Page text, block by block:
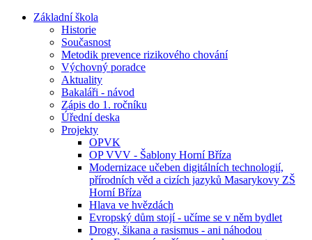
Základní škola
Historie
Současnost
Metodik prevence rizikového chování
Výchovný poradce
Aktuality
Bakaláři - návod
Zápis do 1. ročníku
Úřední deska
Projekty
OPVK
OP VVV - Šablony Horní Bříza
Modernizace učeben digitálních technologií,
přírodních věd a cizích jazyků Masarykovy ZŠ
Horní Bříza
Hlava ve hvězdách
Evropský dům stojí - učíme se v něm bydlet
Drogy, šikana a rasismus - ani náhodou